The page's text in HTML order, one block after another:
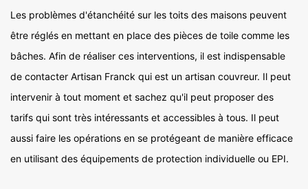
Les problèmes d'étanchéité sur les toits des maisons peuvent
être réglés en mettant en place des pièces de toile comme les
bâches. Afin de réaliser ces interventions, il est indispensable
de contacter Artisan Franck qui est un artisan couvreur. Il peut
intervenir à tout moment et sachez qu'il peut proposer des
tarifs qui sont très intéressants et accessibles à tous. Il peut
aussi faire les opérations en se protégeant de manière efficace
en utilisant des équipements de protection individuelle ou EPI.